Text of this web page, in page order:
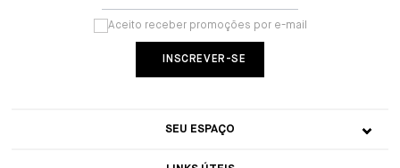
Aceito receber promoções por e-mail
SEU ESPAÇO